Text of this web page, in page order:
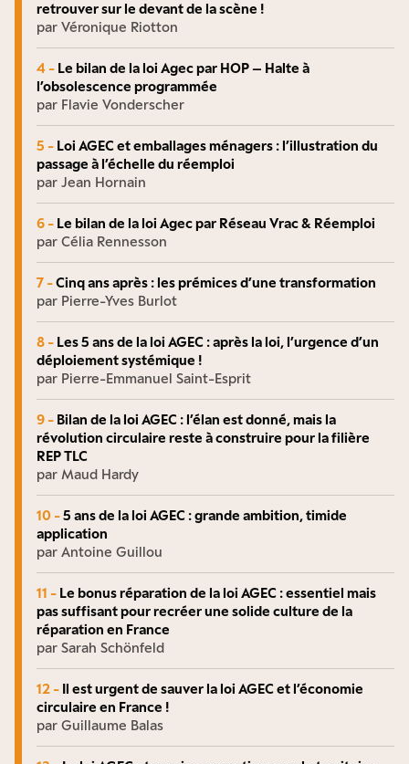
retrouver sur le devant de la scène !
par Véronique Riotton
4 - Le bilan de la loi Agec par HOP – Halte à
l’obsolescence programmée
par Flavie Vonderscher
5 - Loi AGEC et emballages ménagers : l’illustration du
passage à l’échelle du réemploi
par Jean Hornain
6 - Le bilan de la loi Agec par Réseau Vrac & Réemploi
par Célia Rennesson
7 -Cinq ans après : les prémices d’une transformation
par Pierre-Yves Burlot
8 - Les 5 ans de la loi AGEC : après la loi, l’urgence d’un
déploiement systémique !
par Pierre-Emmanuel Saint-Esprit
9 - Bilan de la loi AGEC : l’élan est donné, mais la
révolution circulaire reste à construire pour la filière
REP TLC
par Maud Hardy
10 -5 ans de la loi AGEC : grande ambition, timide
application
par Antoine Guillou
11 - Le bonus réparation de la loi AGEC : essentiel mais
pas suffisant pour recréer une solide culture de la
réparation en France
par Sarah Schönfeld
12 - Il est urgent de sauver la loi AGEC et l’économie
circulaire en France !
par Guillaume Balas